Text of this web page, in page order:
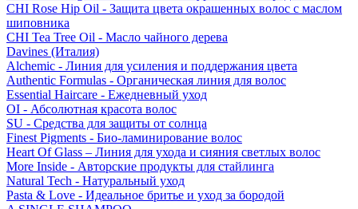
CHI Rose Hip Oil - Защита цвета окрашенных волос с маслом
шиповника
CHI Tea Tree Oil - Масло чайного дерева
Davines (Италия)
Alchemic - Линия для усиления и поддержания цвета
Authentic Formulas - Органическая линия для волос
Essential Haircare - Eжедневный уход
OI - Абсолютная красота волос
SU - Средства для защиты от солнца
Finest Pigments - Био-ламинирование волос
Heart Of Glass – Линия для ухода и сияния светлых волос
More Inside - Авторские продукты для стайлинга
Natural Tech - Натуральный уход
Pasta & Love - Идеальное бритье и уход за бородой